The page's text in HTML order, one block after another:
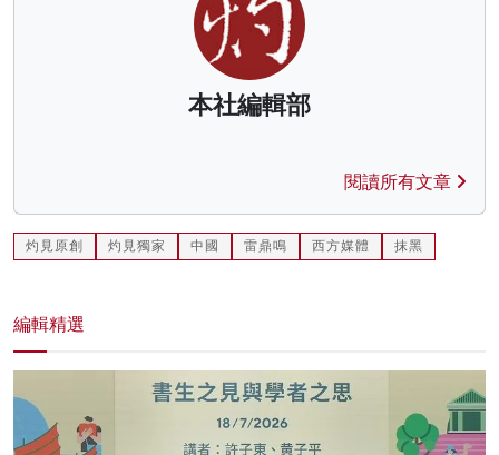
本社編輯部
閱讀所有文章
灼見原創 灼見獨家 中國 雷鼎鳴 西方媒體 抹黑
編輯精選